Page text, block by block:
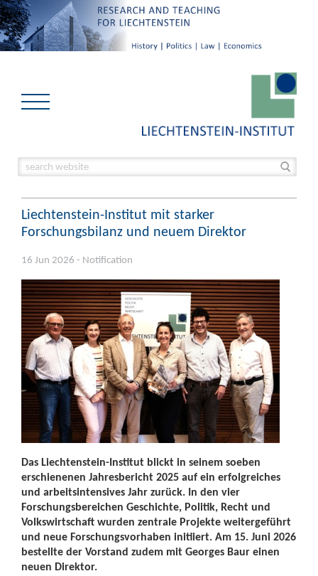
Liechtenstein-Institut mit starker
Forschungsbilanz und neuem Direktor
16 Jun 2026 - Notification
Das Liechtenstein-Institut blickt in seinem soeben
erschienenen Jahresbericht 2025 auf ein erfolgreiches
und arbeitsintensives Jahr zurück. In den vier
Forschungsbereichen Geschichte, Politik, Recht und
Volkswirtschaft wurden zentrale Projekte weitergeführt
und neue Forschungsvorhaben initiiert. Am 15. Juni 2026
bestellte der Vorstand zudem mit Georges Baur einen
neuen Direktor.